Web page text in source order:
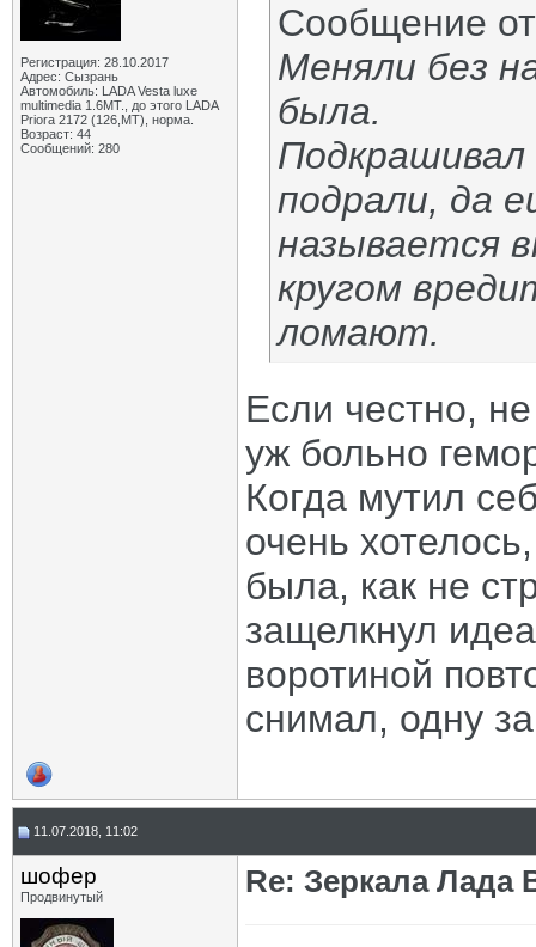
Регистрация: 28.10.2017
Адрес: Сызрань
Автомобиль: LADA Vesta luxe
multimedia 1.6MT., до этого LADA
Priora 2172 (126,MT), норма.
Возраст: 44
Сообщений: 280
Сообщение
Меняли без
была.
подрали, да
называется
кругом
ломают.
Если честно,
уж больно
Когда мутил
очень
была, как не
защелкнул
воротиной
снимал, одну
11.07.2018, 11:02
шофер
Продвинутый Re: Зеркала Лада